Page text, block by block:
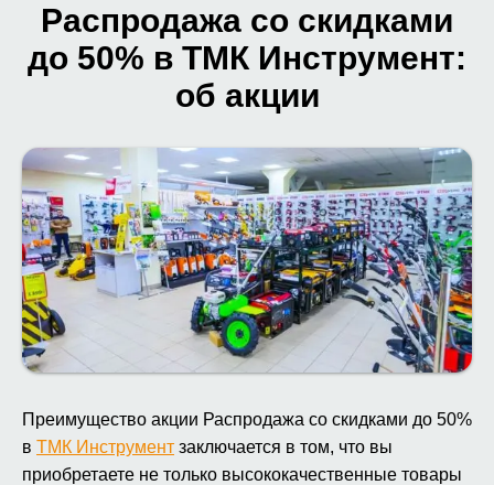
Распродажа со скидками
до 50% в ТМК Инструмент:
об акции
Преимущество акции Распродажа со скидками до 50%
в ТМК Инструмент заключается в том, что вы
приобретаете не только высококачественные товары